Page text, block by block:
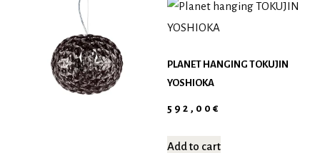
PLANET HANGING TOKUJIN
YOSHIOKA
592,00€
Add to cart